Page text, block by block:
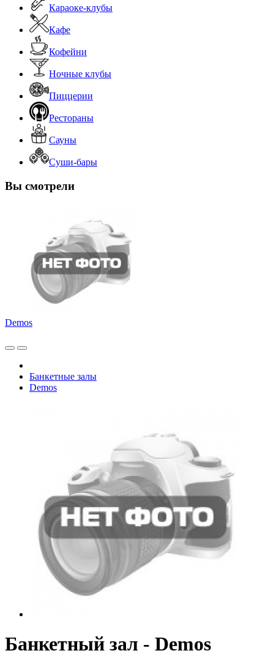
Караоке-клубы
Кафе
Кофейни
Ночные клубы
Пиццерии
Рестораны
Сауны
Суши-бары
Вы смотрели
Demos
Банкетные залы
Demos
Банкетный зал - Demos